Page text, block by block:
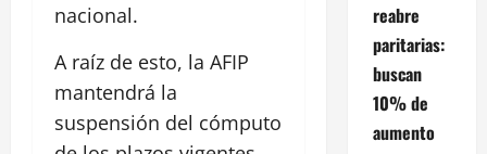
nacional.
A raíz de esto, la AFIP
mantendrá la
suspensión del cómputo
reabre
paritarias:
buscan
10% de
aumento